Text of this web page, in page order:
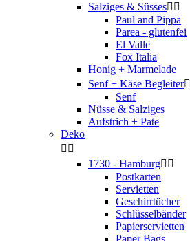
Salziges & Süsses 
Paul and Pippa
Parea - glutenfei
El Valle
Fox Italia
Honig + Marmelade
Senf + Käse Begleiter
Senf
Nüsse & Salziges
Aufstrich + Pate
Deko
 
1730 - Hamburg 
Postkarten
Servietten
Geschirrtücher
Schlüsselbänder
Papierservietten
Paper Bags